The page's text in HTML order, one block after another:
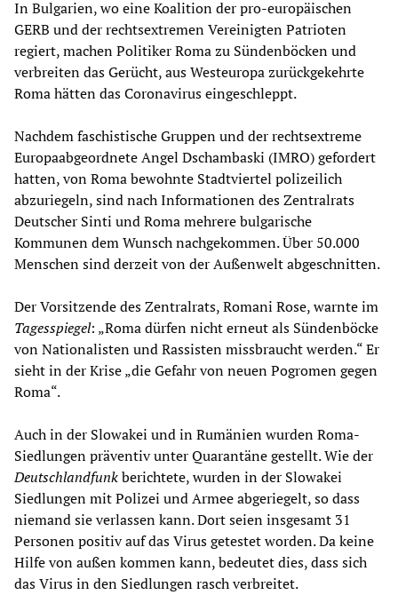
In Bulgarien, wo eine Koalition der pro-europäischen
GERB und der rechtsextremen Vereinigten Patrioten
regiert, machen Politiker Roma zu Sündenböcken und
verbreiten das Gerücht, aus Westeuropa zurückgekehrte
Roma hätten das Coronavirus eingeschleppt.
Nachdem faschistische Gruppen und der rechtsextreme
Europaabgeordnete Angel Dschambaski (IMRO) gefordert
hatten, von Roma bewohnte Stadtviertel polizeilich
abzuriegeln, sind nach Informationen des Zentralrats
Deutscher Sinti und Roma mehrere bulgarische
Kommunen dem Wunsch nachgekommen. Über 50.000
Menschen sind derzeit von der Außenwelt abgeschnitten.
Der Vorsitzende des Zentralrats, Romani Rose, warnte im
Tagesspiegel: „Roma dürfen nicht erneut als Sündenböcke
von Nationalisten und Rassisten missbraucht werden.“ Er
sieht in der Krise „die Gefahr von neuen Pogromen gegen
Roma“.
Auch in der Slowakei und in Rumänien wurden Roma-
Siedlungen präventiv unter Quarantäne gestellt. Wie der
Deutschlandfunkberichtete, wurden in der Slowakei
Siedlungen mit Polizei und Armee abgeriegelt, so dass
niemand sie verlassen kann. Dort seien insgesamt 31
Personen positiv auf das Virus getestet worden. Da keine
Hilfe von außen kommen kann, bedeutet dies, dass sich
das Virus in den Siedlungen rasch verbreitet.